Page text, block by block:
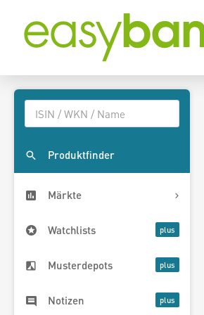
Produktfinder
Märkte
Watchlists
Musterdepots
Notizen